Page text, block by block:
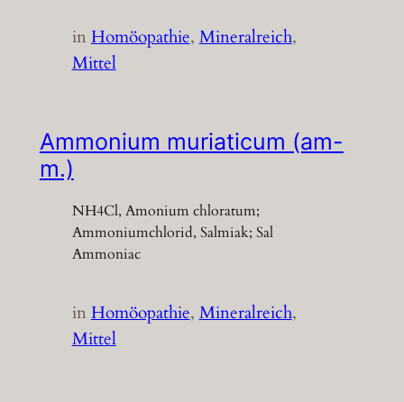
inHomöopathie, Mineralreich
Mittel
Ammonium muriaticum (am-
m.)
NH4Cl, Amonium chloratum;
Ammoniumchlorid, Salmiak; Sal
Ammoniac
inHomöopathie, Mineralreich
Mittel